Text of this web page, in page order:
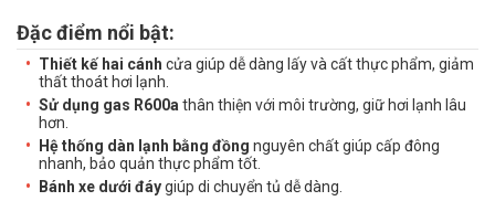
Đặc điểm nổi bật:
Thiết kế hai cánh cửa giúp dễ dàng lấy và cất thực phẩm, giảm
thất thoát hơi lạnh.
Sử dụng gas R600athân thiện với môi trường, giữ hơi lạnh lâu
hơn.
Hệ thống dàn lạnh bằng đồng nguyên chất giúp cấp đông
nhanh, bảo quản thực phẩm tốt.
Bánh xe dưới đáygiúp di chuyển tủ dễ dàng.